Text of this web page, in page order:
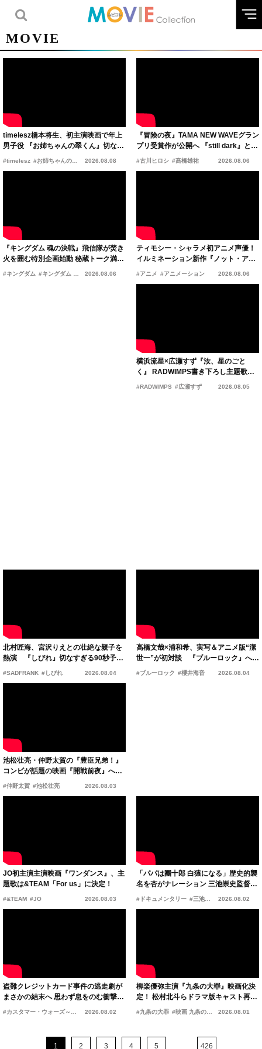
MOVIE
timelesz橋本将生、初主演映画で年上
男子役 『お姉ちゃんの翠くん』切ない
恋の幕開けを予感
#timelesz #お姉ちゃんの翠くん 2026.08.08
『冒険の夜』TAMA NEW WAVEグラン
プリ受賞作が公開へ 『still dark』と同
時上映決定
#古川ヒロシ #髙橋雄祐 2026.08.06
『キングダム 魂の決戦』飛信隊が焚き
火を囲む特別企画始動 秘蔵トーク満載
の“キングダムキャンプ”開催
#キングダム #キングダム 魂の決戦 2026.08.06
ティモシー・シャラメ初アニメ声優！
イルミネーション新作『ノット・アロ
ーン』2027年公開決定
#アニメ #アニメーション 2026.08.06
横浜流星×広瀬すず『汝、星のごと
く』 RADWIMPS書き下ろし主題歌が
15年の愛を切なく彩る
#RADWIMPS #広瀬すず 2026.08.05
北村匠海、宮沢りえとの壮絶な親子を
熱演 『しびれ』切なすぎる90秒予告
#SADFRANK #しびれ 2026.08.04
高橋文哉×浦和希、実写＆アニメ版“潔
世一”が初対談 『ブルーロック』への
熱い思いを語る
#ブルーロック #櫻井海音 2026.08.04
池松壮亮・仲野太賀の『豊臣兄弟！』
コンビが話題の映画『開戦前夜』への
想いを語るスペシャル座談会映像解
禁！
#仲野太賀 #池松壮亮 2026.08.03
JO初主演主演映画『ワンダンス』、主
題歌は&TEAM「For us」に決定！
#&TEAM #JO 2026.08.03
「パパは團十郎 白猿になる」歴史的襲
名を杏がナレーション 三池崇史監督の
#ドキュメンタリー #三池崇史 2026.08.02
盗難クレジットカード事件の逃走劇が
まさかの結末へ 思わず息をのむ衝撃
の“天井落下事件”とは
#カスハラ
2026.08.02
柳楽優弥主演『九条の大罪』映画化決
定！ 松村北斗らドラマ版キャスト再集
結、2027年1月公開へ
#九条の大罪 #映画 九条の大罪 2026.08.01
1 2 3 4 5 426